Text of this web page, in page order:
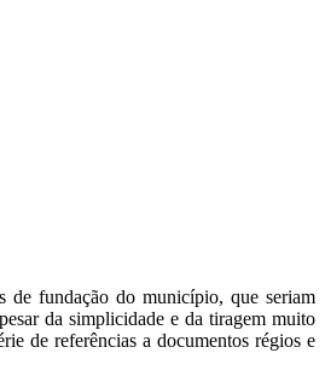
de fundação do município, que seriam
da simplicidade e da tiragem muito
de referências a documentos régios e